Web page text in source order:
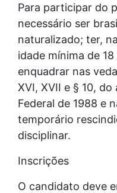
Para participar do
necessário ser
naturalizado; ter,
idade mínima de
enquadrar nas
XVI, XVII e § 10,
Federal de 1988 e
temporário
disciplinar.
Inscrições
O candidato deve